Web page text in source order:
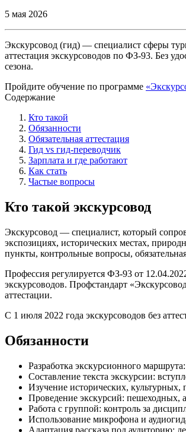
5 мая 2026
Экскурсовод (гид) — специалист сферы
аттестация экскурсоводов по ФЗ-93. Без
сезона.
Пройдите обучение по программе
Содержание
Кто такой
Обязанности
Обязательная аттестация
Гид vs гид-переводчик
Зарплата и где работают
Как стать
Частые вопросы
Кто такой экскурсовод
Экскурсовод — специалист, который
экспозициях, исторических местах,
пункты, контрольные вопросы,
Профессия регулируется ФЗ-93 от
экскурсоводов. Профстандарт
аттестации.
С 1 июля 2022 года экскурсоводов без
Обязанности
Разработка экскурсионного
Составление текста экскурсии:
Изучение исторических,
Проведение экскурсий: пешеходных,
Работа с группой: контроль за
Использование микрофона и
Адаптация рассказа под аудиторию: